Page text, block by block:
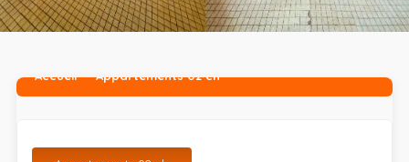
Accueil Appartements 02 ch